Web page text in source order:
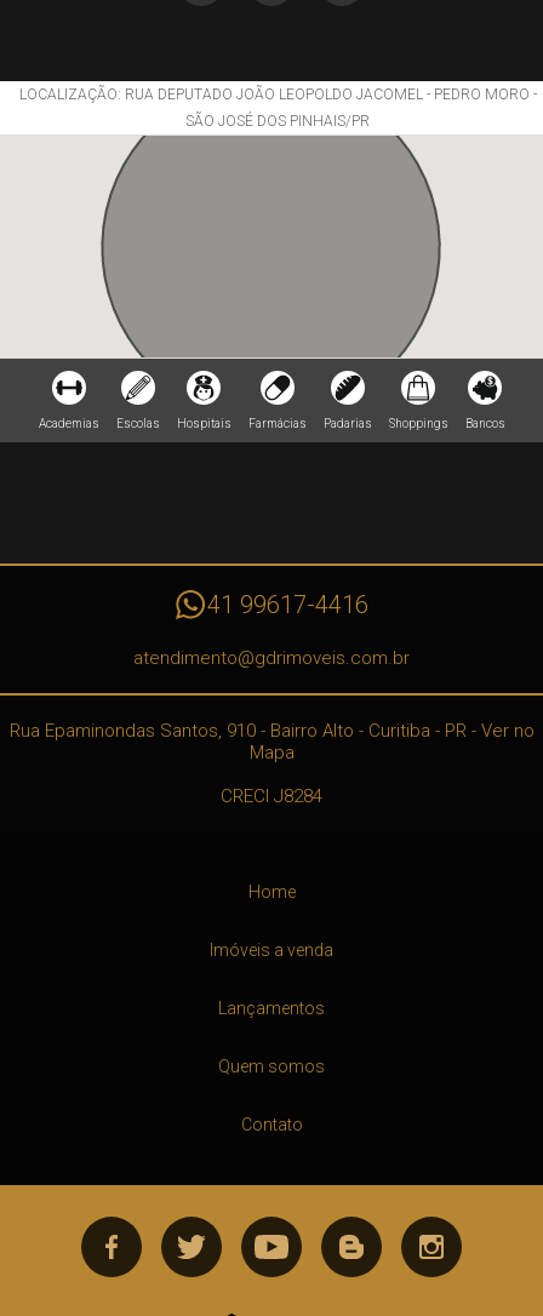
LOCALIZAÇÃO: RUA DEPUTADO JOÃO LEOPOLDO JACOMEL - PEDRO MORO -
SÃO JOSÉ DOS PINHAIS/PR
Academias Escolas Hospitais Farmácias Padarias Shoppings Bancos
41 99617-4416
atendimento@gdrimoveis.com.br
Rua Epaminondas Santos, 910 - Bairro Alto - Curitiba - PR- Ver no
Mapa
CRECI J8284
Home
Imóveis a venda
Lançamentos
Quem somos
Contato